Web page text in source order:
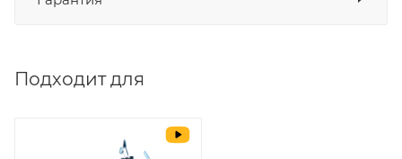
Уважаемые пользователи, в настоящем
которыми необходимо ознакомиться
покупателю, в случае приобретения
Подходит для